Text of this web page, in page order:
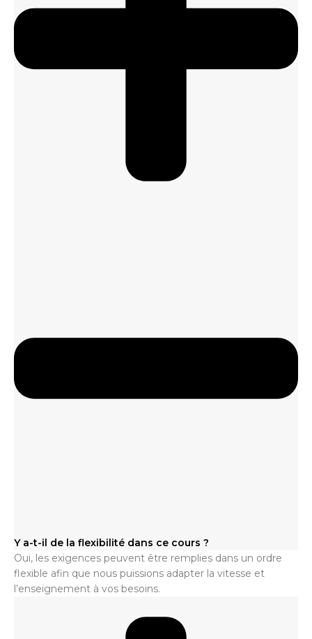
Y a-t-il de la flexibilité dans ce cours ?
Oui, les exigences peuvent être remplies dans un ordre
flexible afin que nous puissions adapter la vitesse et
l’enseignement à vos besoins.